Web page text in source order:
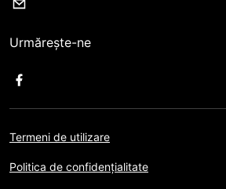
Urmărește-ne
Termeni de utilizare
Politica de confidențialitate